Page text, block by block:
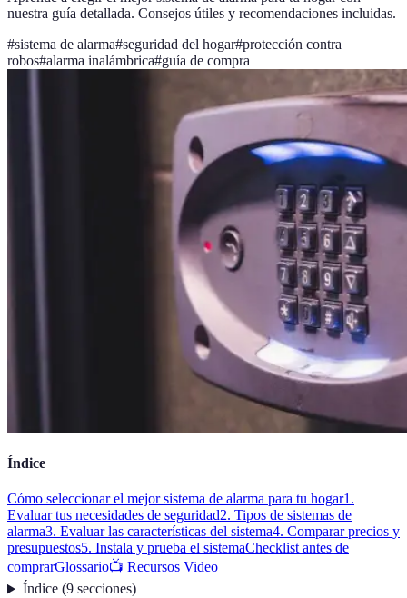
nuestra guía detallada. Consejos útiles y recomendaciones incluidas.
#sistema de alarma#seguridad del hogar#protección contra
robos#alarma inalámbrica#guía de compra
Índice
Cómo seleccionar el mejor sistema de alarma para tu hogar1.
Evaluar tus necesidades de seguridad2. Tipos de sistemas de
alarma3. Evaluar las características del sistema4. Comparar precios y
presupuestos5. Instala y prueba el sistemaChecklist antes de
comprarGlossario📺 Recursos Video
Índice(9 secciones)